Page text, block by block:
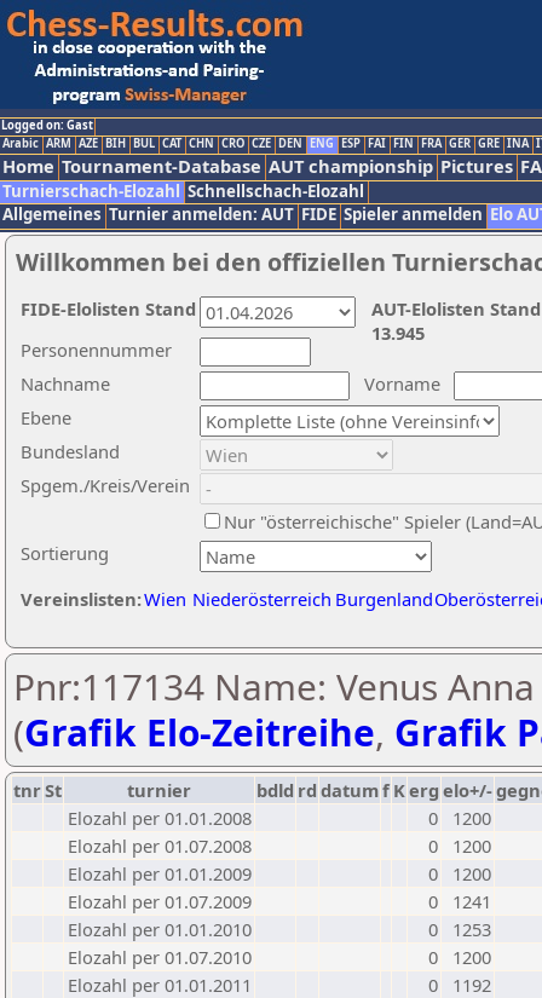
Logged on: Gast
Arabic ARM AZE BIH BUL CAT CHN CRO CZE DEN ENG ESP FAI FIN FRA GER GRE INA
Home Tournament-Database AUT championship Pictures
Turnierschach-Elozahl Schnellschach-Elozahl
Allgemeines Turnier anmelden: AUT FIDE Spieler anmelden Elo
Willkommen bei den offiziellen
Nachname
Vorname
Ebene
Sortierung
Personennummer
Bundesland
Spgem./Kreis/Verein
Nur "österreichische" Spieler
Vereinslisten:Wien Niederösterreich Burgenland
AUT-Elolisten
13.945
FIDE-Elolisten Stand
Pnr:117134 Name: Venus
(Grafik Elo-Zeitreihe, Grafik
tnrSt turnier bdld rd datumf Kerg elo+/-
Elozahl per 01.01.2008
0
1200
Elozahl per 01.07.2008
0
1200
Elozahl per 01.01.2009
0
1200
Elozahl per 01.07.2009
0
1241
Elozahl per 01.01.2010
0
1253
Elozahl per 01.07.2010
0
1200
Elozahl per 01.01.2011
0
1192